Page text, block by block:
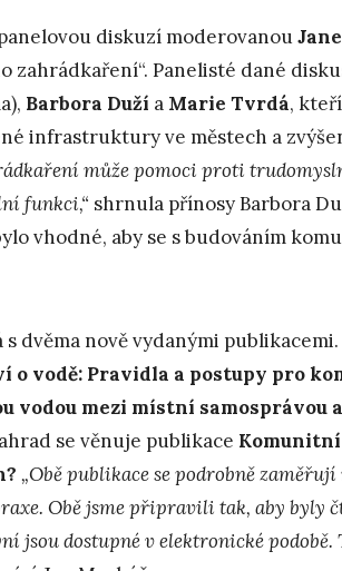
diskuzí moderovanou
zahrádkaření“. Panelisté dané
Barbora Duží a Marie Tvrdá,
infrastruktury ve městech a
může pomoci proti
funkci,“ shrnula přínosy Barbora
vhodné, aby se s budováním
dvěma nově vydanými
o vodě: Pravidla a postupy pro
vodou mezi místní samosprávou
se věnuje publikace Komunitní
„Obě publikace se podrobně
Obě jsme připravili tak, aby byly
dostupné v elektronické podobě.